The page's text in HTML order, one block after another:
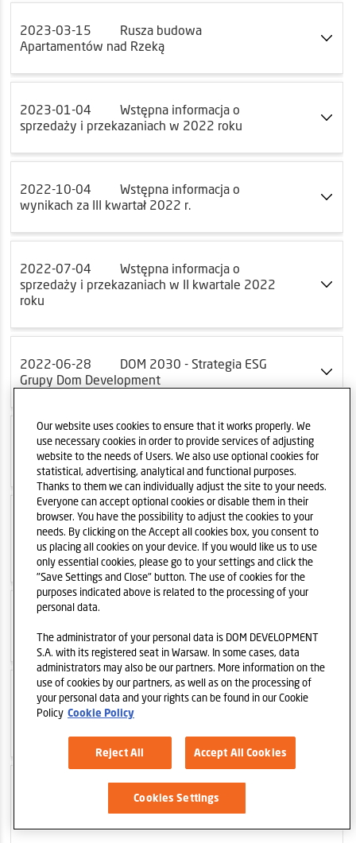
2023-03-15
Rusza budowa
Apartamentów nad Rzeką
2023-01-04
Wstępna informacja o
sprzedaży i przekazaniach w 2022 roku
2022-10-04
Wstępna informacja o
wynikach za III kwartał 2022 r.
2022-07-04
Wstępna informacja o
sprzedaży i przekazaniach w II kwartale 2022
roku
2022-06-28
DOM 2030 - Strategia ESG
Grupy Dom Development
2022-06-01
Widoki - nowy projekt Euro
Styl S.A. w Rumi
2022-05-31
Osiedle Górka Narodowa -
nowy projekt Grupy Dom Development w
Krakowie
2022-05-04
Development
2022-04-21
LAS - apartamenty
serwisowane w Jastarni już w ofercie Euro
Wstępna informacja o
sprzedaży i przekazaniach w I kwartale 2022
Our website uses cookies to ensure that it works properly. We
use necessary cookies in order to provide services of adjusting
website to the needs of Users. We also use optional cookies for
statistical, advertising, analytical and functional purposes.
Thanks to them we can individually adjust the site to your needs.
Everyone can accept optional cookies or disable them in their
browser. You have the possibility to adjust the cookies to your
needs. By clicking on the Accept all cookies box, you consent to
us placing all cookies on your device. If you would like us to use
only essential cookies, please go to your settings and click the
"Save Settings and Close" button. The use of cookies for the
purposes indicated above is related to the processing of your
personal data.
The administrator of your personal data is DOM DEVELOPMENT
S.A. with its registered seat in Warsaw. In some cases, data
administrators may also be our partners. More information on the
use of cookies by our partners, as well as on the processing of
your personal data and your rights can be found in our Cookie
Policy Cookie Policy
Reject All Accept All Cookies
Cookies Settings